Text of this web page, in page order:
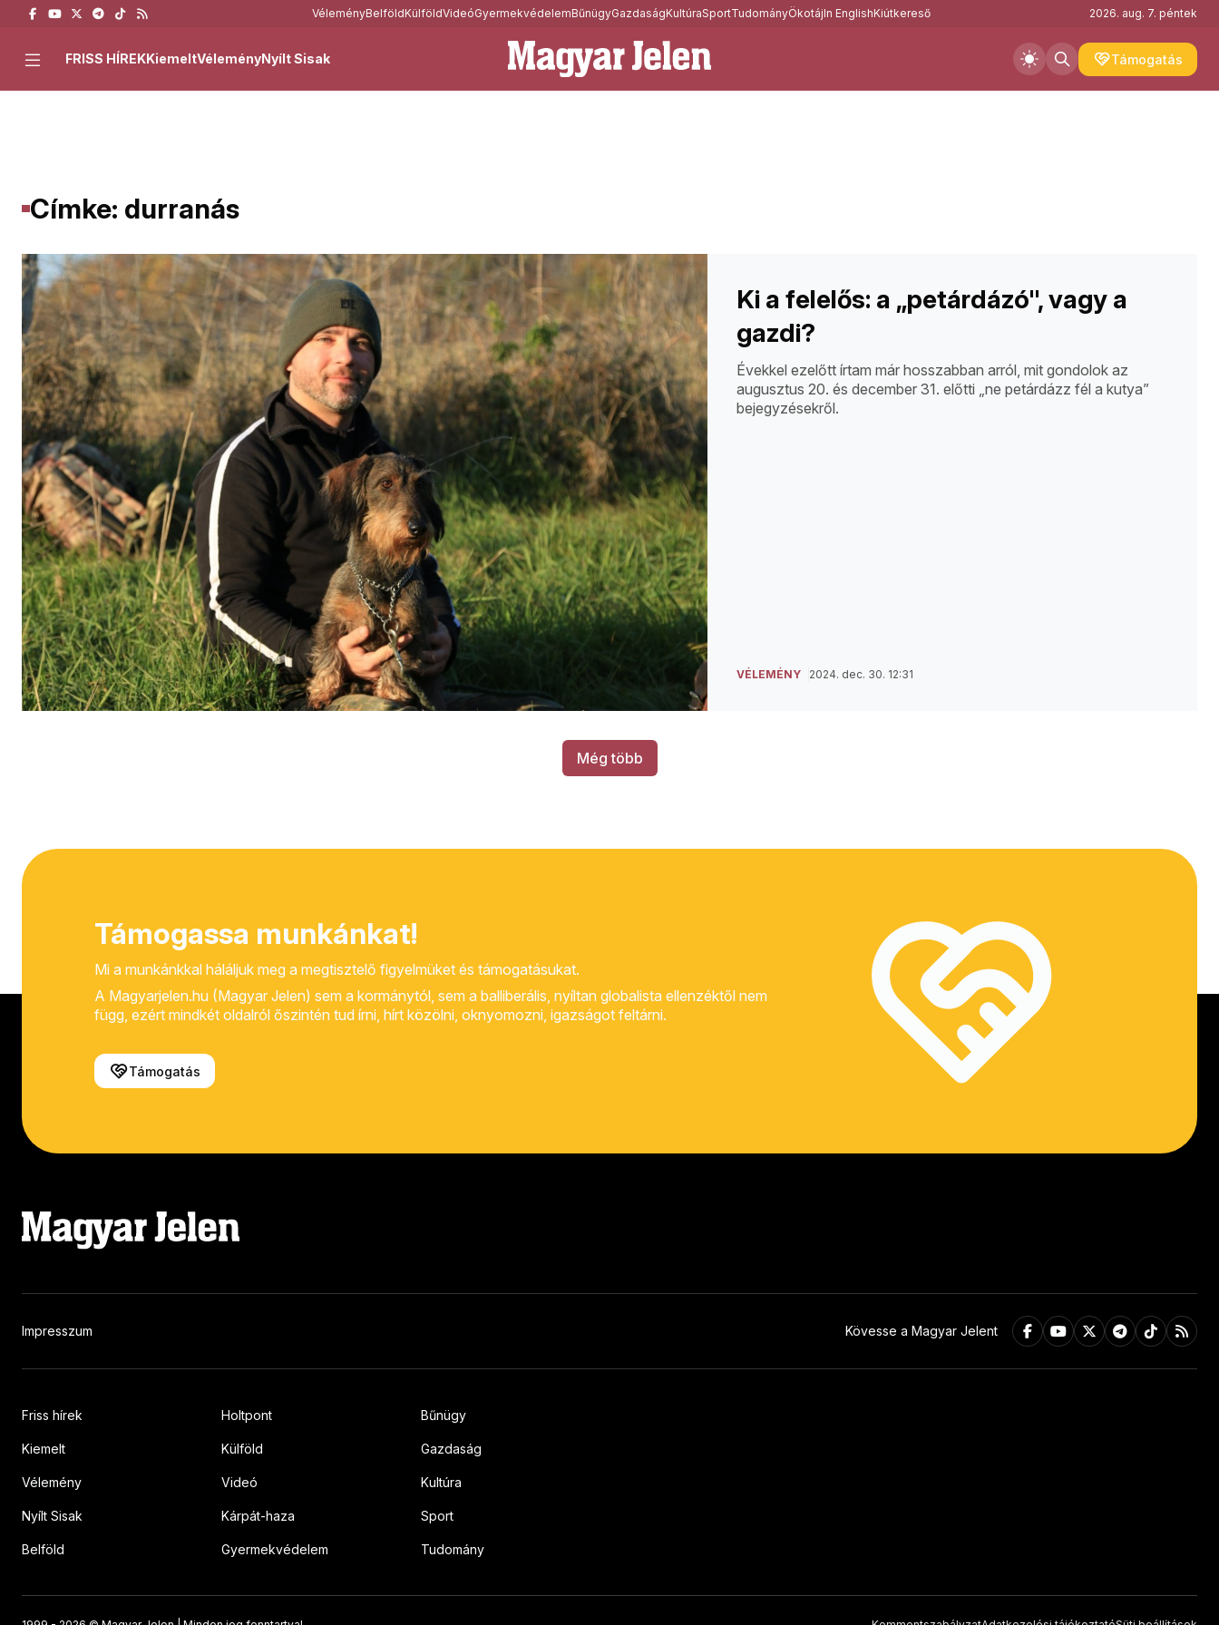
VéleményBelföldKülföldVideóGyermekvédelemBűnügyGazdaságKultúraSportTudományÖkotájIn EnglishKiútkereső 2026. aug. 7. péntek
Támogatás
FRISS HÍREKKiemeltVéleményNyílt Sisak
Címke: durranás
Ki a felelős: a „petárdázó", vagy a
gazdi?
Évekkel ezelőtt írtam már hosszabban arról, mit gondolok az
augusztus 20. és december 31. előtti „ne petárdázz fél a kutya”
bejegyzésekről.
VÉLEMÉNY 2024. dec. 30. 12:31
Még több
Támogassa munkánkat!
Mi a munkánkkal háláljuk meg a megtisztelő figyelmüket és támogatásukat.
A Magyarjelen.hu (Magyar Jelen) sem a kormánytól, sem a balliberális, nyíltan globalista ellenzéktől nem
függ, ezért mindkét oldalról őszintén tud írni, hírt közölni, oknyomozni, igazságot feltárni.
Támogatás
Impresszum Kövesse a Magyar Jelent
Friss hírek
Kiemelt
Vélemény
Nyílt Sisak
Belföld
Holtpont
Külföld
Videó
Kárpát-haza
Gyermekvédelem
Bűnügy
Gazdaság
Kultúra
Sport
Tudomány